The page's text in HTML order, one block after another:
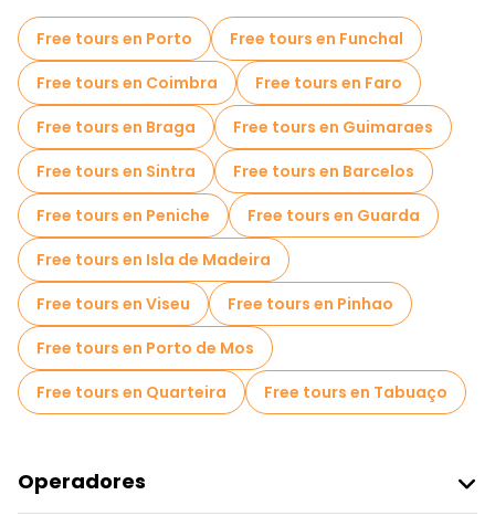
Free tours en Porto
Free tours en Funchal
Free tours en Coimbra
Free tours en Faro
Free tours en Braga
Free tours en Guimaraes
Free tours en Sintra
Free tours en Barcelos
Free tours en Peniche
Free tours en Guarda
Free tours en Isla de Madeira
Free tours en Viseu
Free tours en Pinhao
Free tours en Porto de Mos
Free tours en Quarteira
Free tours en Tabuaço
Operadores